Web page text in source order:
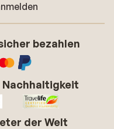
bezahlen
Nachhaltigkeit
der Welt